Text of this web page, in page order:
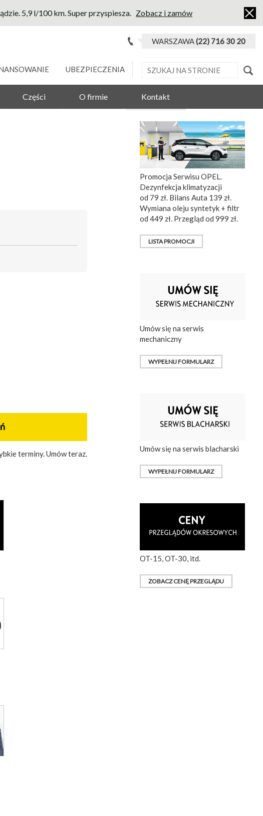
5,9 l/100 km. Super przyspiesza. Zobacz i zamów
WARSZAWA(22) 716 30 20
UBEZPIECZENIA
Części O firmie Kontakt
terminy. Umów teraz.
Promocja Serwisu OPEL.
Dezynfekcja klimatyzacji
od 79 zł. Bilans Auta 139 zł.
Wymiana oleju syntetyk + filtr
od 449 zł. Przegląd od 999 zł.
LISTA PROMOCJI
Umów się na serwis
mechaniczny
WYPEŁNIJ FORMULARZ
Umów się na serwis blacharski
WYPEŁNIJ FORMULARZ
OT-15, OT-30, itd.
ZOBACZ CENĘ PRZEGLĄDU